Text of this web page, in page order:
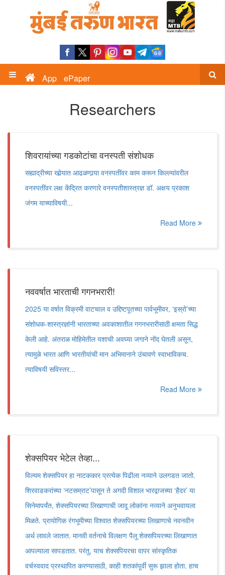
App ePaper
Researchers
शिवरायांच्या गडकोटांचा वनस्पती संशोधक
सह्याद्रीच्या खोर्‍यात आढळणार्‍या वनस्पतींवर काम करून किल्ल्यांवरील
वनस्पतींवर लक्ष केंद्रित करणारे वनस्पतीशास्त्रज्ञ डॉ. अक्षय प्रकाश
जंगम याच्याविषयी...
Read More
नववर्षात भारताची गगनभरारी!
2025 या वर्षात विक्रमी वाटचाल व उद्दिष्टपूतच्या पार्वभूमीवर, ‌‘इस्रो‌’च्या
संशोधक-शास्त्रज्ञांनी भारताच्या अवकाशातील गगनभरारीसाठी क्षमता सिद्ध
केली आहे. अंतराळ मोहिमेतील यशाची अवघ्या जगाने नोंद घेतली असून,
त्यामुळे भारत आणि भारतीयांची मान अभिमानाने उंचावणे स्वाभाविकच.
त्याविषयी सविस्तर...
Read More
शेक्सपियर भेटेल तेव्हा...
विल्यम शेक्सपियर हा नाटककार प्रत्येक पिढीला नव्याने उलगडत जातो.
शिरवाडकरांच्या ‘नटसम्राट’पासून ते अगदी विशाल भारद्वाजच्या ‘हैदर’ या
सिनेमापर्यंत, शेक्सपियरच्या लिखाणाची जादू लोकांना नव्याने अनुभवायला
मिळते. प्रायोगिक रंगभूमीच्या विश्वात शेक्सपियरच्या लिखाणाचे नवनवीन
अर्थ लावले जातात. मानवी वर्तनाचे विलक्षण पैलू शेक्सपियरच्या लिखाणात
आपल्याला सापडतात. परंतु, याच शेक्सपियरचा वापर सांस्कृतिक
वर्चस्ववाद प्रस्थापित करण्यासाठी, काही शतकांपूर्वी सुरू झाला होता. हाच